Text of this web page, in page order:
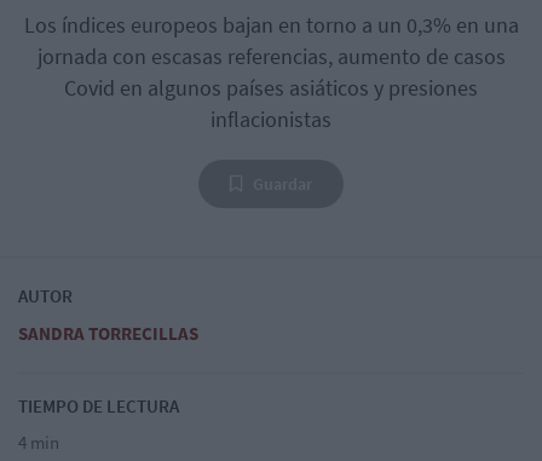
Los índices europeos bajan en torno a un 0,3% en una
jornada con escasas referencias, aumento de casos
Covid en algunos países asiáticos y presiones
inflacionistas
AUTOR
SANDRA TORRECILLAS
TIEMPO DE LECTURA
4 min